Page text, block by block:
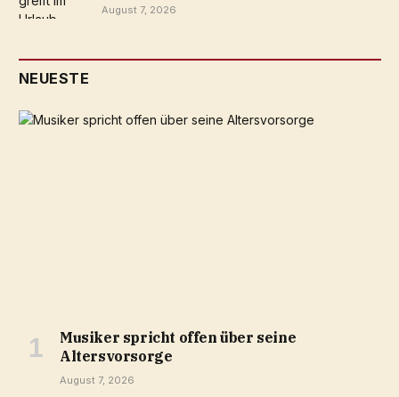
August 7, 2026
NEUESTE
Musiker spricht offen über seine
Altersvorsorge
August 7, 2026